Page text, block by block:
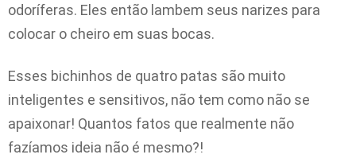
odoríferas. Eles então lambem seus narizes para
colocar o cheiro em suas bocas.
Esses bichinhos de quatro patas são muito
inteligentes e sensitivos, não tem como não se
apaixonar! Quantos fatos que realmente não
fazíamos ideia não é mesmo?!